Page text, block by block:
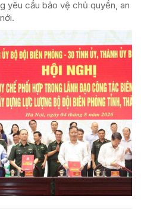
yêu cầu bảo vệ chủ quyền, an